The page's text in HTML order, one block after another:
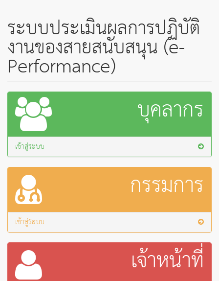
ระบบประเมินผลการปฏิบัติ
งานของสายสนับสนุน (e-
Performance)
บุคลากร
เข้าสู่ระบบ
กรรมการ
เข้าสู่ระบบ
เจ้าหน้าที่